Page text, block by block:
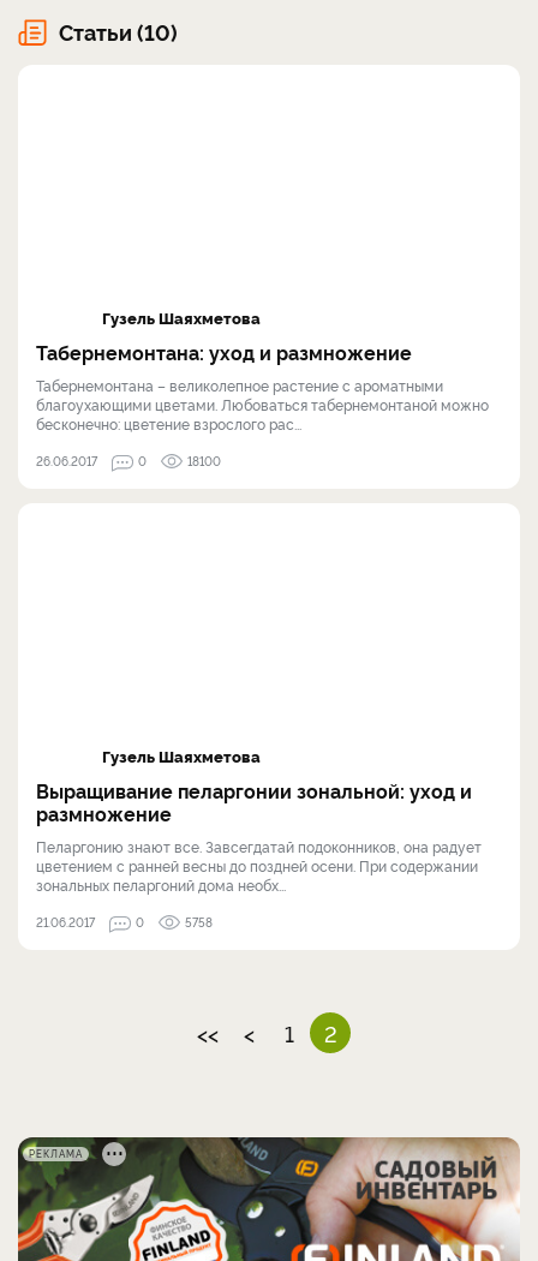
Статьи (10)
Гузель Шаяхметова
Табернемонтана: уход и размножение
Табернемонтана – великолепное растение с ароматными
благоухающими цветами. Любоваться табернемонтаной можно
бесконечно: цветение взрослого рас...
26.06.2017 0 18100
Гузель Шаяхметова
Выращивание пеларгонии зональной: уход и
размножение
Пеларгонию знают все. Завсегдатай подоконников, она радует
цветением с ранней весны до поздней осени. При содержании
зональных пеларгоний дома необх...
21.06.2017 0 5758
<< < 1 2
РЕКЛАМА